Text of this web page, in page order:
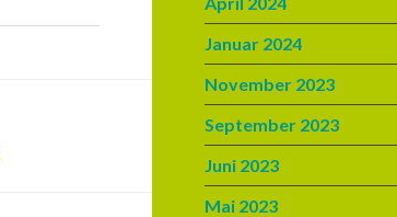
Januar 2024
November 2023
September 2023
Juni 2023
Mai 2023